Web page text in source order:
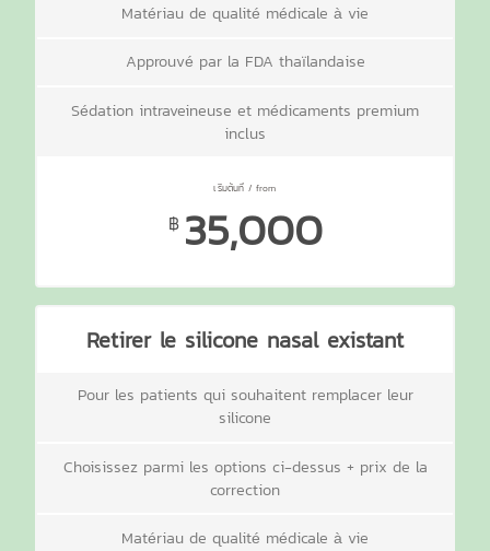
Matériau de qualité médicale à vie
Approuvé par la FDA thaïlandaise
Sédation intraveineuse et médicaments premium
inclus
฿ 35,000
Retirer le silicone nasal existant
Pour les patients qui souhaitent remplacer leur
silicone
Choisissez parmi les options ci-dessus + prix de la
correction
Matériau de qualité médicale à vie